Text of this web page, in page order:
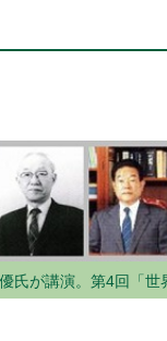
氏が講演。第4回「